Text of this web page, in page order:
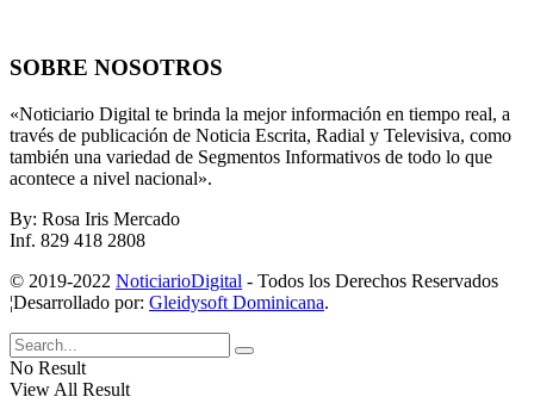
SOBRE NOSOTROS
«Noticiario Digital te brinda la mejor información en tiempo real, a
través de publicación de Noticia Escrita, Radial y Televisiva, como
también una variedad de Segmentos Informativos de todo lo que
acontece a nivel nacional».
By: Rosa Iris Mercado
Inf. 829 418 2808
© 2019-2022 NoticiarioDigital - Todos los Derechos Reservados
¦Desarrollado por: Gleidysoft Dominicana.
No Result
View All Result